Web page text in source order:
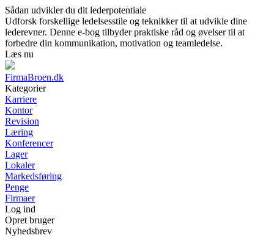
Sådan udvikler du dit lederpotentiale
Udforsk forskellige ledelsesstile og teknikker til at udvikle dine
lederevner. Denne e-bog tilbyder praktiske råd og øvelser til at
forbedre din kommunikation, motivation og teamledelse.
Læs nu
FirmaBroen.dk
Kategorier
Karriere
Kontor
Revision
Læring
Konferencer
Lager
Lokaler
Markedsføring
Penge
Firmaer
Log ind
Opret bruger
Nyhedsbrev